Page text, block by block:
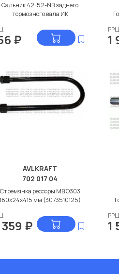
Сальник 42-52-NB заднего
тормозного вала ИК
₽
РРЦ
1
AVLKRAFT
702 017 04
Стремянка рессоры МВ О303
180x24x415 мм (3073510125)
₽
РРЦ
1